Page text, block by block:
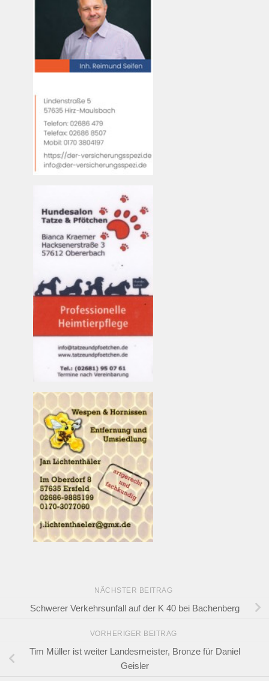
NÄCHSTER BEITRAG
Schwerer Verkehrsunfall auf der K 40 bei Bachenberg
VORHERIGER BEITRAG
Tim Müller ist weiter Landesmeister, Bronze für Daniel
Geisler